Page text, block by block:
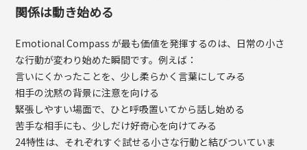
関係は動き始める
Emotional Compass が最も価値を発揮するのは、日常の小さ
な行動が変わり始めた瞬間です。例えば：
言いにくかったことを、少し柔らかく言葉にしてみる
相手の沈黙の背景に注意を向ける
緊張しやすい場面で、ひと呼吸置いてから話し始める
苦手な相手にも、少しだけ好奇心を向けてみる
24特性は、それぞれすぐ試せる小さな行動と結びついていま